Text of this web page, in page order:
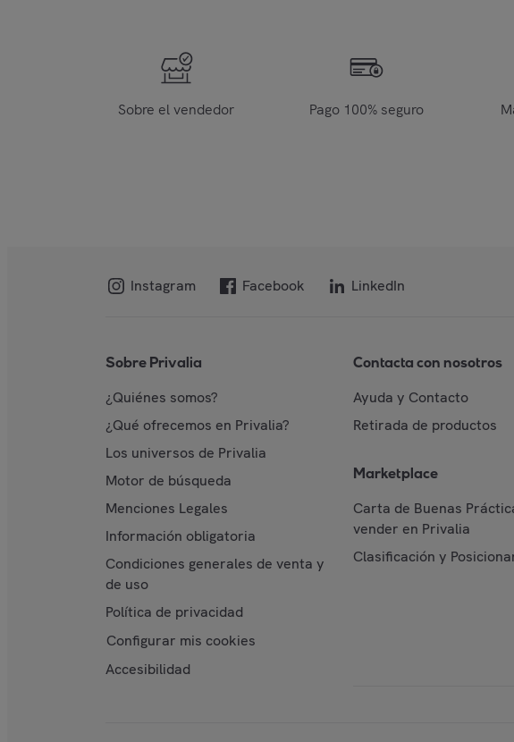
Sobre el vendedor Pago 100% seguro
Instagram Facebook LinkedIn
Sobre Privalia
¿Quiénes somos?
¿Qué ofrecemos en Privalia?
Los universos de Privalia
Motor de búsqueda
Menciones Legales
Información obligatoria
Condiciones generales de venta y
de uso
Política de privacidad
Configurar mis cookies
Accesibilidad
Contacta con nosotros
Ayuda y Contacto
Retirada de productos
Marketplace
Carta de Buenas
vender en Privalia
Clasificación y